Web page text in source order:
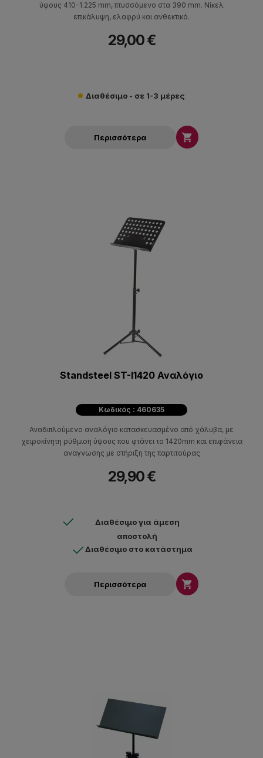
ύψους 410-1.225 mm, πτυσσόμενο στα 390 mm. Νίκελ
επικάλυψη, ελαφρύ και ανθεκτικό.
29,00 €
Διαθέσιμο - σε 1-3 μέρες
Περισσότερα 
Standsteel ST-I1420 Αναλόγιο
Κωδικός : 460635
Αναδιπλούμενο αναλόγιο κατασκευασμένο από χάλυβα, με
χειροκίνητη ρύθμιση ύψους που φτάνει το 1420mm και επιφάνεια
αναγνωσης με στήριξη της παρτιτούρας
29,90 €
Διαθέσιμο για άμεση
αποστολή
Διαθέσιμο στο κατάστημα
Περισσότερα 